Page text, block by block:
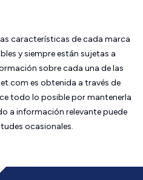
características de cada marca
y siempre están sujetas a
sobre cada una de las
es obtenida a través de
todo lo posible por mantenerla
a información relevante puede
ocasionales.